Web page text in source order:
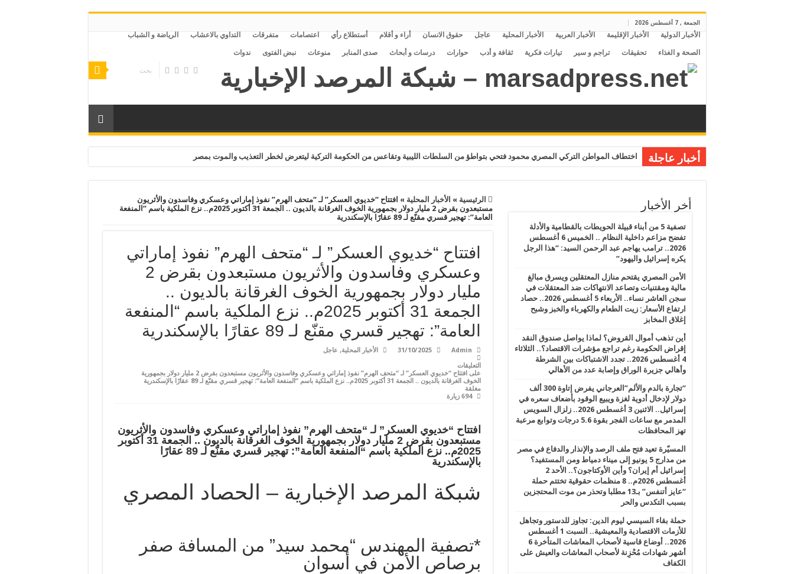
الجمعة , 7 أغسطس 2026
الأخبار الدولية الأخبار الإقليمة الأخبار العربية الأخبار المحلية عاجل حقوق الانسان أراء و أقلام أستطلاع رأي اعتصامات متفرقات التداوي بالاعشاب الرياضة و الشباب
الصحة و الغذاء تحقيقات تراجم و سير تيارات فكرية ثقافة و أدب حوارات درسات و أبحاث صدى المنابر منوعات نبض الفتوى ندوات
أخبار عاجلة اختطاف المواطن التركي المصري محمود فتحي بتواطؤ من السلطات الليبية وتقاعس من الحكومة التركية ليتعرض لخطر التعذيب والموت بمصر
الرئيسية » الأخبار المحلية » افتتاح “خديوي العسكر” لـ “متحف الهرم” نفوذ إماراتي وعسكري وفاسدون والأثريون
مستبعدون بقرض 2 مليار دولار بجمهورية الخوف الغرقانة بالديون .. الجمعة 31 أكتوبر 2025م.. نزع الملكية باسم “المنفعة
العامة”: تهجير قسري مقنّع لـ 89 عقارًا بالإسكندرية
افتتاح “خديوي العسكر” لـ “متحف الهرم” نفوذ إماراتي
وعسكري وفاسدون والأثريون مستبعدون بقرض 2
مليار دولار بجمهورية الخوف الغرقانة بالديون ..
الجمعة 31 أكتوبر 2025م.. نزع الملكية باسم “المنفعة
العامة”: تهجير قسري مقنّع لـ 89 عقارًا بالإسكندرية
Admin
31/10/2025 الأخبار المحلية, عاجل
التعليقات
على افتتاح “خديوي العسكر” لـ “متحف الهرم” نفوذ إماراتي وعسكري وفاسدون والأثريون مستبعدون بقرض 2 مليار دولار بجمهورية
الخوف الغرقانة بالديون .. الجمعة 31 أكتوبر 2025م.. نزع الملكية باسم “المنفعة العامة”: تهجير قسري مقنّع لـ 89 عقارًا بالإسكندرية
مغلقة
694 زيارة
افتتاح “خديوي العسكر” لـ “متحف الهرم” نفوذ إماراتي وعسكري وفاسدون والأثريون
مستبعدون بقرض 2 مليار دولار بجمهورية الخوف الغرقانة بالديون .. الجمعة 31 أكتوبر
2025م.. نزع الملكية باسم “المنفعة العامة”: تهجير قسري مقنّع لـ 89 عقارًا
بالإسكندرية
شبكة المرصد الإخبارية – الحصاد المصري
*تصفية المهندس “محمد سيد” من المسافة صفر
برصاص الأمن في أسوان
أخر الأخبار
تصفية 5 من أبناء قبيلة الحويطات بالقطامية والأدلة
تفضح مزاعم داخلية النظام .. الخميس 6 أغسطس
2026.. ترامب يهاجم عبد الرحمن السيد: “هذا الرجل
يكره إسرائيل واليهود”
الأمن المصري يقتحم منازل المعتقلين ويسرق مبالغ
مالية ومقتنيات وتصاعد الانتهاكات ضد المعتقلات في
سجن العاشر نساء.. الأربعاء 5 أغسطس 2026.. حصاد
ارتفاع الأسعار: زيت الطعام والكهرباء والخبز وشبح
إغلاق المخابز
أين تذهب أموال القروض؟ لماذا يواصل صندوق النقد
إقراض الحكومة رغم تراجع مؤشرات الاقتصاد؟.. الثلاثاء
4 أغسطس 2026.. تجدد الاشتباكات بين الشرطة
وأهالي جزيرة الوراق وإصابة عدد من الأهالي
“تجارة بالدم والألم”العرجاني يفرض إتاوة 300 ألف
دولار لإدخال أدوية لغزة ويبيع الوقود بأضعاف سعره في
إسرائيل.. الاثنين 3 أغسطس 2026.. زلزال السويس
المدمر مع ساعات الفجر بقوة 5.6 درجات وتوابع مرعبة
تهز المحافظات
المسيّرة تعيد فتح ملف الرصد والإنذار والدفاع في مصر
من مدارج 5 يونيو إلى ميناء دمياط ومن المستفيد؟
إسرائيل أم إيران؟ وأين الأوكتاجون؟.. الأحد 2
أغسطس 2026م.. 8 منظمات حقوقية تختتم حملة
“عايز أتنفس” بـ13 مطلبا وتحذر من موت المحتجزين
بسبب التكدس والحر
حملة بقاء السيسي ليوم الدين: تجاوز للدستور وتجاهل
للأزمات الاقتصادية والمعيشية.. السبت 1 أغسطس
2026.. أوضاع قاسية لأصحاب المعاشات المتأخرة 6
أشهر شهادات مُحْزِنة لأصحاب المعاشات والعيش على
الكفاف